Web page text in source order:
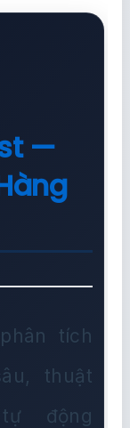
—
tích
thuật
động